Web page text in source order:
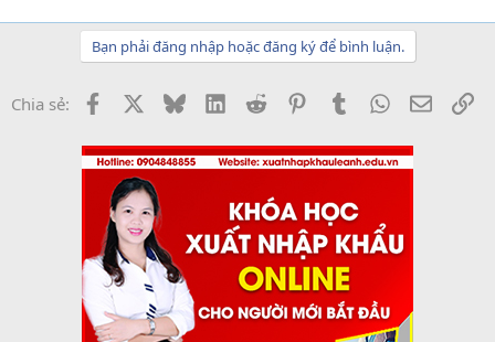
Bạn phải đăng nhập hoặc đăng ký để bình luận.
Chia sẻ: Facebook BlueskyLinkedInReddit PinterestTumblrWhatsApp
Email